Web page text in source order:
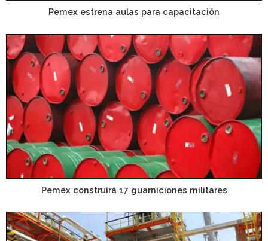
Pemex estrena aulas para capacitación
Pemex construirá 17 guarniciones militares